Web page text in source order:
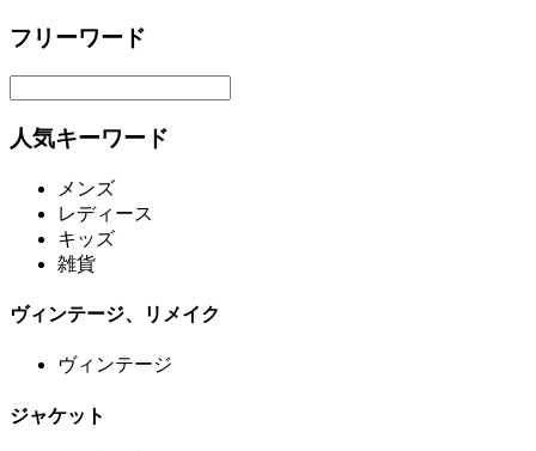
フリーワード
人気キーワード
メンズ
レディース
キッズ
雑貨
ヴィンテージ、リメイク
ヴィンテージ
ジャケット